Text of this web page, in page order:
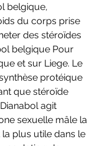
belgique,
du corps prise
des stéroïdes
belgique Pour
et sur Liege. Le
protéique
que stéroïde
agit
sexuelle mâle la
plus utile dans le